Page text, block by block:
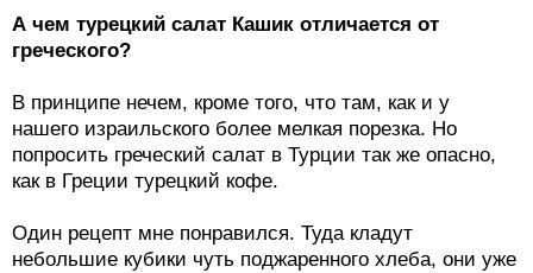
А чем турецкий салат Кашик отличается от
греческого?
В принципе нечем, кроме того, что там, как и у
нашего израильского более мелкая порезка. Но
попросить греческий салат в Турции так же опасно,
как в Греции турецкий кофе.
Один рецепт мне понравился. Туда кладут
небольшие кубики чуть поджаренного хлеба, они уже